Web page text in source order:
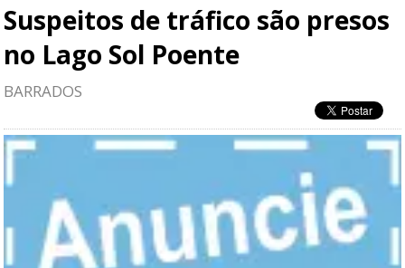
Suspeitos de tráfico são presos
no Lago Sol Poente
BARRADOS